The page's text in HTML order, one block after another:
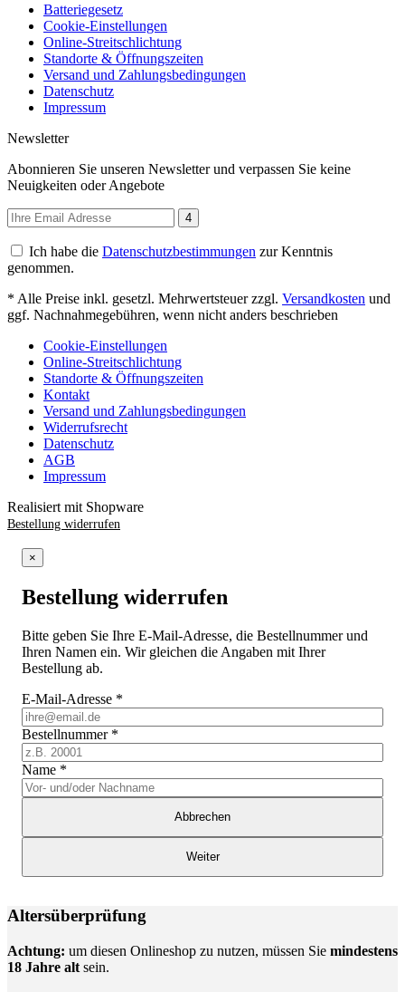
Batteriegesetz
Cookie-Einstellungen
Online-Streitschlichtung
Standorte & Öffnungszeiten
Versand und Zahlungsbedingungen
Datenschutz
Impressum
Newsletter
Abonnieren Sie unseren Newsletter und verpassen Sie keine
Neuigkeiten oder Angebote
4
Ich habe die Datenschutzbestimmungen zur Kenntnis
genommen.
* Alle Preise inkl. gesetzl. Mehrwertsteuer zzgl. Versandkosten und
ggf. Nachnahmegebühren, wenn nicht anders beschrieben
Cookie-Einstellungen
Online-Streitschlichtung
Standorte & Öffnungszeiten
Kontakt
Versand und Zahlungsbedingungen
Widerrufsrecht
Datenschutz
AGB
Impressum
Realisiert mit Shopware
Bestellung widerrufen
×
Bestellung widerrufen
Bitte geben Sie Ihre E-Mail-Adresse, die Bestellnummer und
Ihren Namen ein. Wir gleichen die Angaben mit Ihrer
Bestellung ab.
E-Mail-Adresse *
Bestellnummer *
Name *
Abbrechen
Weiter
Altersüberprüfung
Achtung: um diesen Onlineshop zu nutzen, müssen Sie mindestens
18 Jahre alt sein.